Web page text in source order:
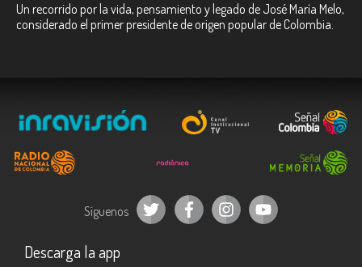
Un recorrido por la vida, pensamiento y legado de José María Melo,
considerado el primer presidente de origen popular de Colombia.
Síguenos
Descarga la app